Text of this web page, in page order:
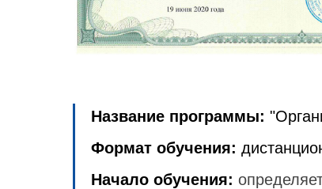
Название программы:
Формат обучения:
Начало обучения: